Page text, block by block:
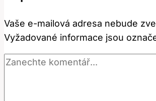
Ho
Používat?
Vaše e-mailová adresa nebude
Vyžadované informace jsou